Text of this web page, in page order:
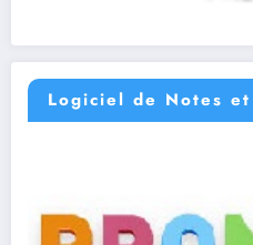
Logiciel de Notes